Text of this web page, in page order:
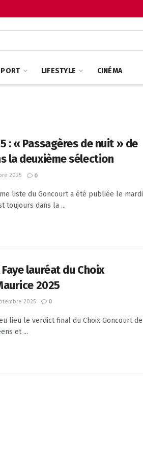
LIFESTYLE CINÉMA
: « Passagères de nuit » de
la deuxième sélection
2025 0
liste du Goncourt a été publiée le mardi
toujours dans la ...
lauréat du Choix
2025
2025 0
lieu le verdict final du Choix Goncourt de
et ...